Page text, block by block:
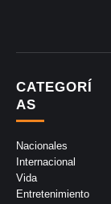
CATEGORÍ
AS
Nacionales
Internacional
Vida
Entretenimiento